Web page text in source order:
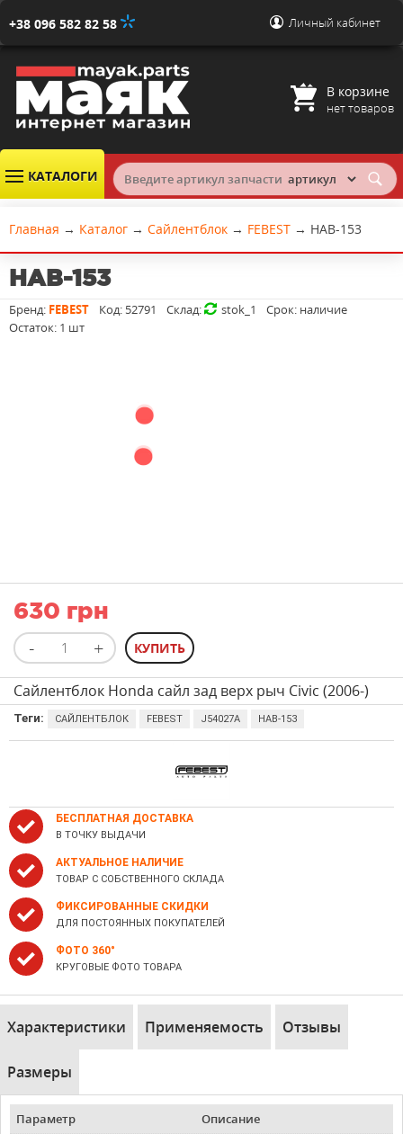
+38 096 582 82 58 Личный кабинет
В корзине
нет товаров
КАТАЛОГИ
Главная → Каталог → Сайлентблок → FEBEST → HAB-153
HAB-153
Бренд: FEBEST Код: 52791 Склад: stok_1 Срок: наличие
Остаток: 1 шт
630 грн
Сайлентблок Honda сайл зад верх рыч Civic (2006-)
Теги: САЙЛЕНТБЛОК FEBEST J54027A HAB-153
БЕСПЛАТНАЯ ДОСТАВКА
В ТОЧКУ ВЫДАЧИ
АКТУАЛЬНОЕ НАЛИЧИЕ
ТОВАР С СОБСТВЕННОГО СКЛАДА
ФИКСИРОВАННЫЕ СКИДКИ
ДЛЯ ПОСТОЯННЫХ ПОКУПАТЕЛЕЙ
ФОТО 360°
КРУГОВЫЕ ФОТО ТОВАРА
Характеристики Применяемость Отзывы
Размеры
Параметр
Описание